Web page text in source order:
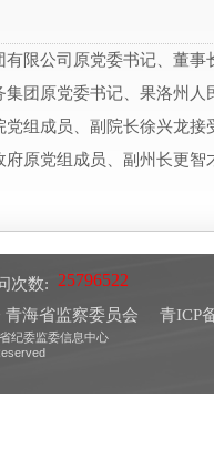
有限公司原党委书记、董事
集团原党委书记、果洛州
党组成员、副院长徐兴龙接
府原党组成员、副州长更智
次数:
青海省监察委员会
青ICP
纪委监委信息中心